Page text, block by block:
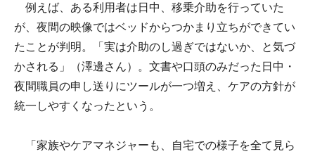
例えば、ある利用者は日中、移乗介助を行っていた
が、夜間の映像ではベッドからつかまり立ちができてい
たことが判明。「実は介助のし過ぎではないか、と気づ
かされる」（澤邊さん）。文書や口頭のみだった日中・
夜間職員の申し送りにツールが一つ増え、ケアの方針が
統一しやすくなったという。
「家族やケアマネジャーも、自宅での様子を全て見ら